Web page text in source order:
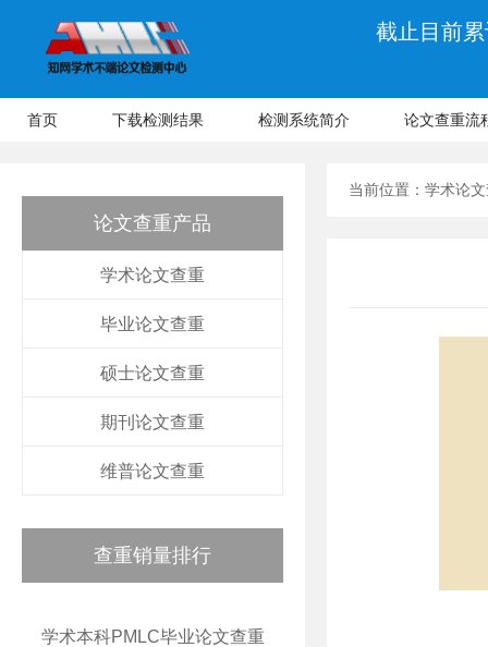
截止目前
首页 下载检测结果 检测系统简介 论文查重流
论文查重产品
学术论文查重
毕业论文查重
硕士论文查重
期刊论文查重
维普论文查重
查重销量排行
学术本科PMLC毕业论文查重
当前位置： 学术论